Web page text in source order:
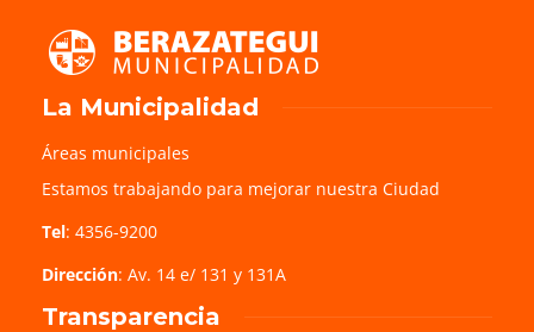
La Municipalidad
Áreas municipales
Estamos trabajando para mejorar nuestra Ciudad
Tel: 4356-9200
Dirección: Av. 14 e/ 131 y 131A
Transparencia